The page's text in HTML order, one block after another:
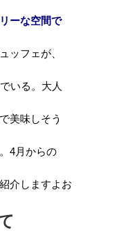
ーな空間で
ッフェが、
いる。大人
美味しそう
4月からの
介しますよお